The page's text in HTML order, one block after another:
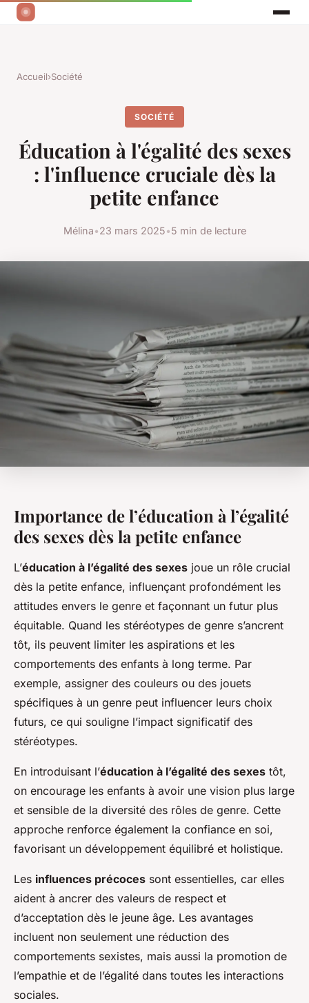
Accueil›Société
SOCIÉTÉ
Éducation à l'égalité des sexes
: l'influence cruciale dès la
petite enfance
Mélina•23 mars 2025•5 min de lecture
Importance de l’éducation à l’égalité
des sexes dès la petite enfance
L’éducation à l’égalité des sexes joue un rôle crucial
dès la petite enfance, influençant profondément les
attitudes envers le genre et façonnant un futur plus
équitable. Quand les stéréotypes de genre s’ancrent
tôt, ils peuvent limiter les aspirations et les
comportements des enfants à long terme. Par
exemple, assigner des couleurs ou des jouets
spécifiques à un genre peut influencer leurs choix
futurs, ce qui souligne l’impact significatif des
stéréotypes.
En introduisant l’éducation à l’égalité des sexes tôt,
on encourage les enfants à avoir une vision plus large
et sensible de la diversité des rôles de genre. Cette
approche renforce également la confiance en soi,
favorisant un développement équilibré et holistique.
Les influences précoces sont essentielles, car elles
aident à ancrer des valeurs de respect et
d’acceptation dès le jeune âge. Les avantages
incluent non seulement une réduction des
comportements sexistes, mais aussi la promotion de
l’empathie et de l’égalité dans toutes les interactions
sociales.